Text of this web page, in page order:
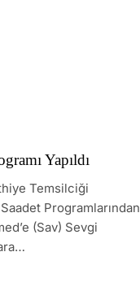
Yapıldı
Temsilciği
Programlarından
(sav) Sevgi